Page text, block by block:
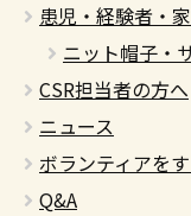
患児・経験者・
ニット帽子・
CSR担当者の方へ
ニュース
ボランティアを
Q&A